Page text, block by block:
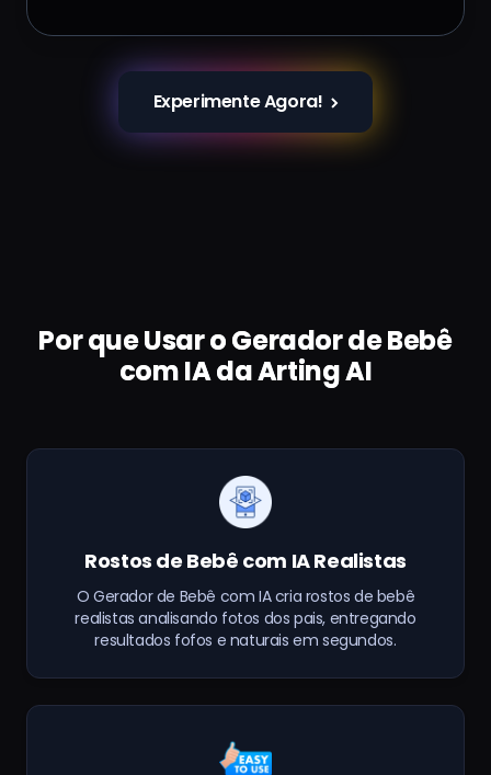
Experimente Agora!
Por que Usar o Gerador de Bebê
com IA da Arting AI
Rostos de Bebê com IA Realistas
O Gerador de Bebê com IA cria rostos de bebê
realistas analisando fotos dos pais, entregando
resultados fofos e naturais em segundos.